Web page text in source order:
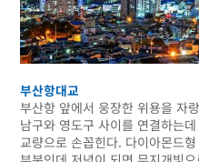
부산항대교
부산항 앞에서 웅장한 위용을 자
남구와 영도구 사이를 연결하는
교량으로 손꼽힌다. 다이아몬드